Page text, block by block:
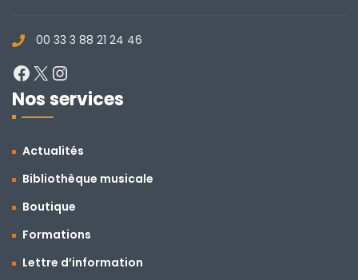
00 33 3 88 21 24 46
Facebook
X
Nos services
Actualités
Bibliothèque musicale
Boutique
Formations
Lettre d’information